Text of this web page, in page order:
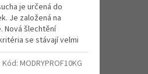
je určená do
Je založená na
Nová šlechtění
se stávají velmi
Kód: MODRYPROF10KG